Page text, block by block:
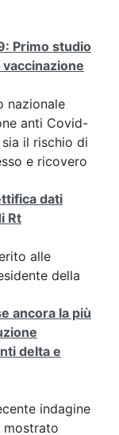
Primo studio
vaccinazione
nazionale
anti Covid-
il rischio di
e ricovero
dati
Rt
alle
della
ancora la più
delta e
indagine
mostrato